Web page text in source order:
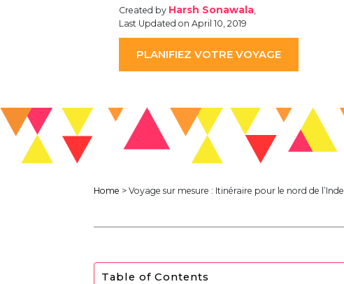
Created by Harsh Sonawala,
Last Updated on April 10, 2019
PLANIFIEZ VOTRE VOYAGE
Home >Voyage sur mesure : Itinéraire pour le nord de l’Inde
Table of Contents